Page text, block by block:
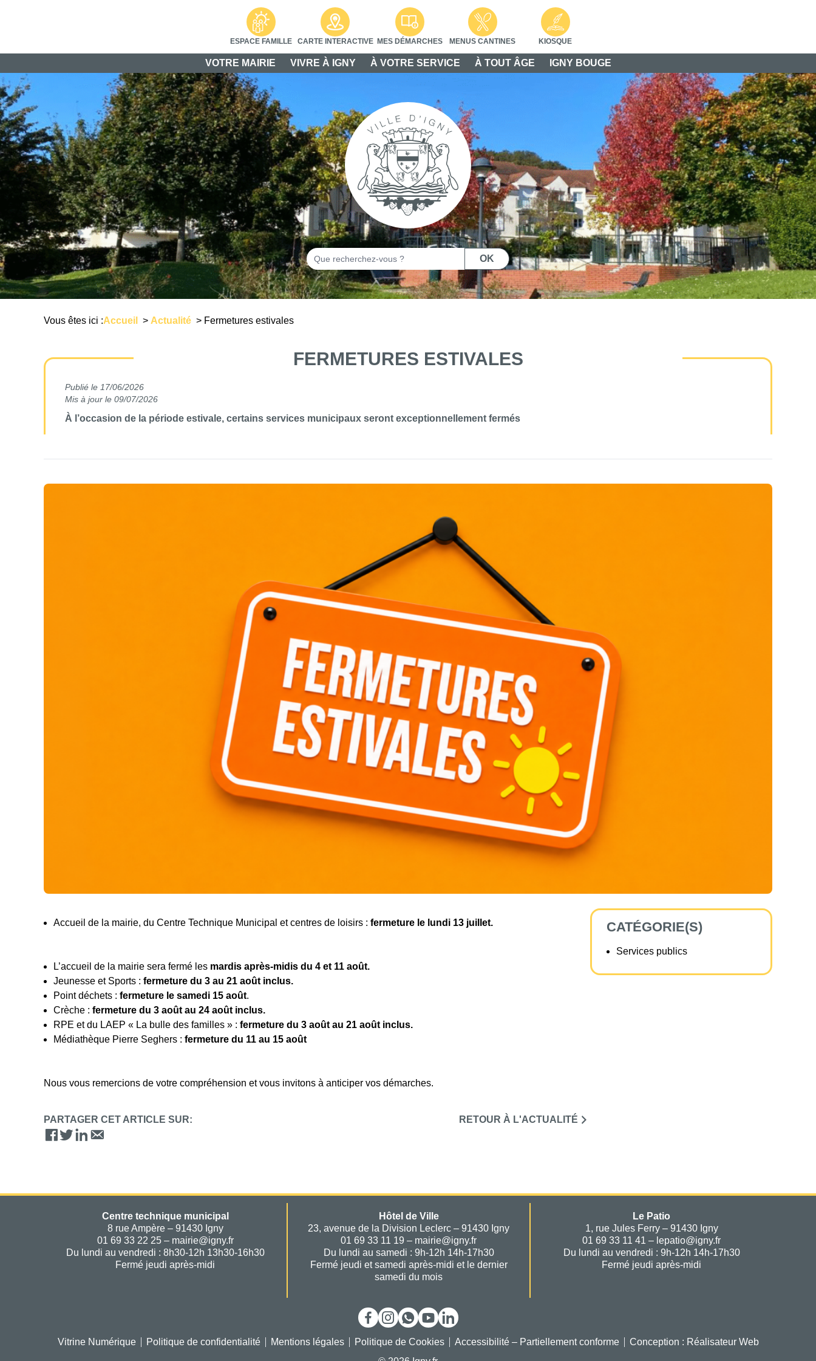
ESPACE FAMILLE CARTE INTERACTIVE MES DÉMARCHES MENUS CANTINES KIOSQUE
VOTRE MAIRIE VIVRE À IGNY À VOTRE SERVICE À TOUT ÂGE IGNY BOUGE
Rechercher OK
Vous êtes ici :Accueil > Actualité > Fermetures estivales
FERMETURES ESTIVALES
Publié le 17/06/2026
Mis à jour le 09/07/2026
À l’occasion de la période estivale, certains services municipaux seront exceptionnellement fermés
Accueil de la mairie, du Centre Technique Municipal et centres de loisirs : fermeture le lundi 13 juillet.
L’accueil de la mairie sera fermé les mardis après-midis du 4 et 11 août.
Jeunesse et Sports : fermeture du 3 au 21 août inclus.
Point déchets : fermeture le samedi 15 août.
Crèche : fermeture du 3 août au 24 août inclus.
RPE et du LAEP « La bulle des familles » : fermeture du 3 août au 21 août inclus.
Médiathèque Pierre Seghers : fermeture du 11 au 15 août
Nous vous remercions de votre compréhension et vous invitons à anticiper vos démarches.
PARTAGER CET ARTICLE SUR: RETOUR À L'ACTUALITÉ
CATÉGORIE(S)
Services publics
Centre technique municipal
8 rue Ampère – 91430 Igny
01 69 33 22 25 – mairie@igny.fr
Du lundi au vendredi : 8h30-12h 13h30-16h30
Fermé jeudi après-midi
Hôtel de Ville
23, avenue de la Division Leclerc – 91430 Igny
01 69 33 11 19 – mairie@igny.fr
Du lundi au samedi : 9h-12h 14h-17h30
Fermé jeudi et samedi après-midi et le dernier
samedi du mois
Le Patio
1, rue Jules Ferry – 91430 Igny
01 69 33 11 41 – lepatio@igny.fr
Du lundi au vendredi : 9h-12h 14h-17h30
Fermé jeudi après-midi
Vitrine Numérique Politique de confidentialité Mentions légales Politique de Cookies Accessibilité – Partiellement conforme
Conception : Réalisateur Web